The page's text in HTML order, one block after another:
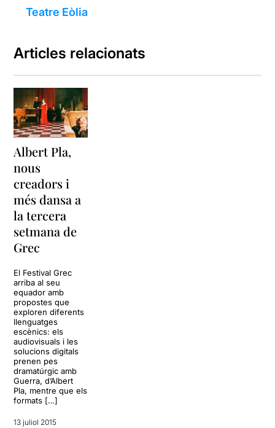
Teatre Eòlia
Articles relacionats
Albert Pla,
nous
creadors i
més dansa a
la tercera
setmana de
Grec
El Festival Grec
arriba al seu
equador amb
propostes que
exploren diferents
llenguatges
escènics: els
audiovisuals i les
solucions digitals
prenen pes
dramatúrgic amb
Guerra, d’Albert
Pla, mentre que els
formats […]
13 juliol 2015